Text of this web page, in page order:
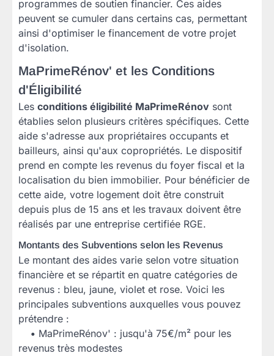
programmes de soutien financier. Ces aides
peuvent se cumuler dans certains cas, permettant
ainsi d'optimiser le financement de votre projet
d'isolation.
MaPrimeRénov' et les Conditions
d'Éligibilité
Les conditions éligibilité MaPrimeRénov sont
établies selon plusieurs critères spécifiques. Cette
aide s'adresse aux propriétaires occupants et
bailleurs, ainsi qu'aux copropriétés. Le dispositif
prend en compte les revenus du foyer fiscal et la
localisation du bien immobilier. Pour bénéficier de
cette aide, votre logement doit être construit
depuis plus de 15 ans et les travaux doivent être
réalisés par une entreprise certifiée RGE.
Montants des Subventions selon les Revenus
Le montant des aides varie selon votre situation
financière et se répartit en quatre catégories de
revenus : bleu, jaune, violet et rose. Voici les
principales subventions auxquelles vous pouvez
prétendre :
• MaPrimeRénov' : jusqu'à 75€/m² pour les
revenus très modestes